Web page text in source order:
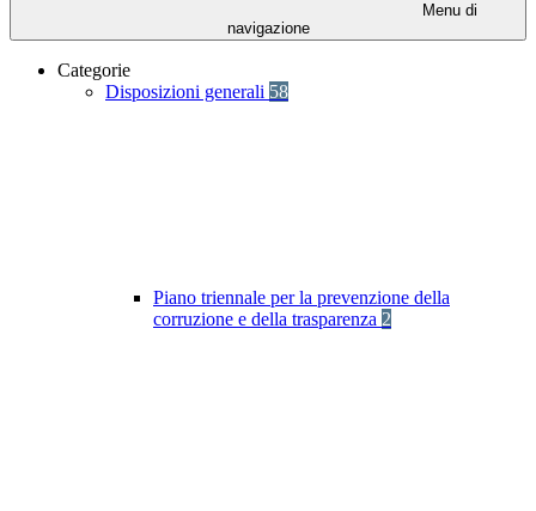
Menu di
navigazione
Categorie
Disposizioni generali 58
Piano triennale per la prevenzione della
corruzione e della trasparenza 2